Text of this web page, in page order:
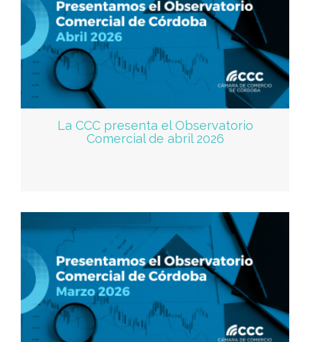
La CCC presenta el Observatorio
Comercial de abril 2026